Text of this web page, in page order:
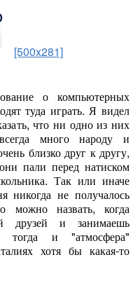
[500x281]
о компьютерных
туда играть. Я видел
что ни одно из них
много народу и
близко друг к другу,
пали перед натиском
Так или иначе
никогда не получалось
можно назвать, когда
друзей и занимаешь
и "атмосфера"
хотя бы какая-то